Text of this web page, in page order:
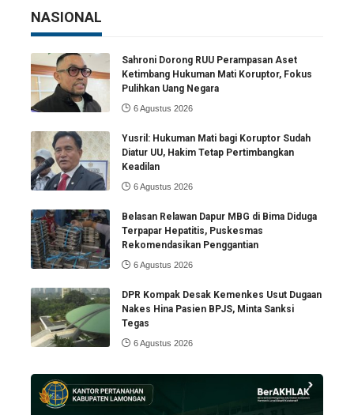
NASIONAL
Sahroni Dorong RUU Perampasan Aset
Ketimbang Hukuman Mati Koruptor, Fokus
Pulihkan Uang Negara
6 Agustus 2026
Yusril: Hukuman Mati bagi Koruptor Sudah
Diatur UU, Hakim Tetap Pertimbangkan
Keadilan
6 Agustus 2026
Belasan Relawan Dapur MBG di Bima Diduga
Terpapar Hepatitis, Puskesmas
Rekomendasikan Penggantian
6 Agustus 2026
DPR Kompak Desak Kemenkes Usut Dugaan
Nakes Hina Pasien BPJS, Minta Sanksi
Tegas
6 Agustus 2026